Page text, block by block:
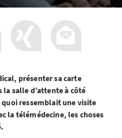
présenter sa carte
la salle d’attente à côté
ressemblait une visite
la télémédecine, les choses